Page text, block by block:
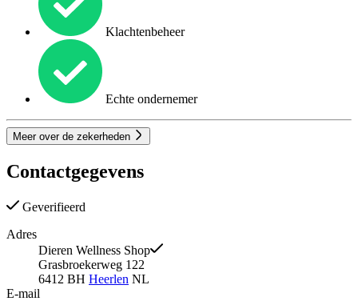
Klachtenbeheer
Echte ondernemer
Meer over de zekerheden
Contactgegevens
Geverifieerd
Adres
Dieren Wellness Shop
Grasbroekerweg 122
6412 BH Heerlen NL
E-mail